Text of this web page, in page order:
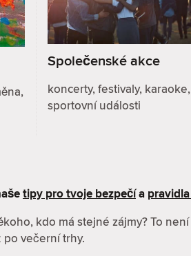
Společenské akce
koncerty, festivaly, karaoke,
sportovní události
tipy pro tvoje bezpečía
kdo má stejné zájmy? To
večerní trhy.